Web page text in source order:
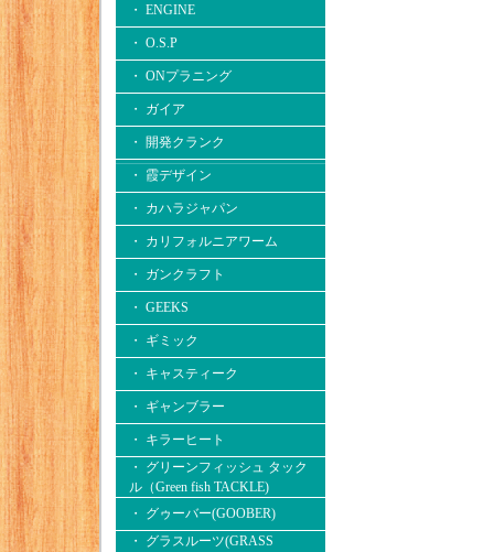
・ ENGINE
・ O.S.P
・ ONプラニング
・ ガイア
・ 開発クランク
・ 霞デザイン
・ カハラジャパン
・ カリフォルニアワーム
・ ガンクラフト
・ GEEKS
・ ギミック
・ キャスティーク
・ ギャンブラー
・ キラーヒート
・ グリーンフィッシュ タック
ル（Green fish TACKLE)
・ グゥーバー(GOOBER)
・ グラスルーツ(GRASS